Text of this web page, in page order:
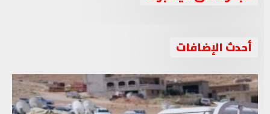
أحدث الإضافات